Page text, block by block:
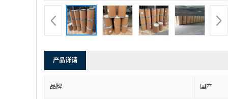
产品详请
品牌 国产